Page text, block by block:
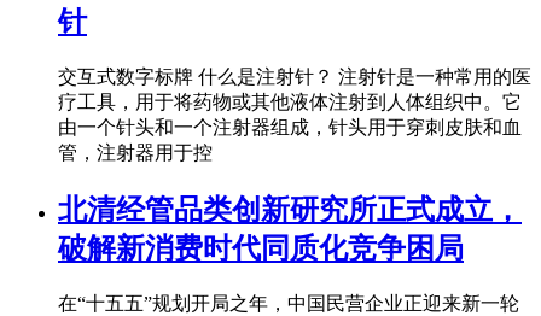
针
交互式数字标牌 什么是注射针？ 注射针是一种常用的医
疗工具，用于将药物或其他液体注射到人体组织中。它
由一个针头和一个注射器组成，针头用于穿刺皮肤和血
管，注射器用于控
北清经管品类创新研究所正式成立，
破解新消费时代同质化竞争困局
在“十五五”规划开局之年，中国民营企业正迎来新一轮